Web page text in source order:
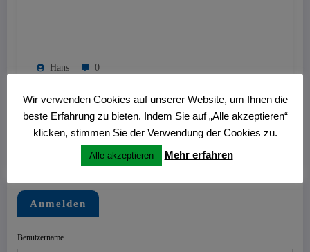
Hans 0
Westring
27. Juni 2026
Anmelden
Benutzername
Wir verwenden Cookies auf unserer Website, um Ihnen die
beste Erfahrung zu bieten. Indem Sie auf „Alle akzeptieren“
klicken, stimmen Sie der Verwendung der Cookies zu.
Alle akzeptieren Mehr erfahren